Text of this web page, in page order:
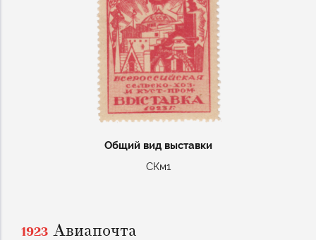
Общий вид выставки
СКм1
1923 Авиапочта